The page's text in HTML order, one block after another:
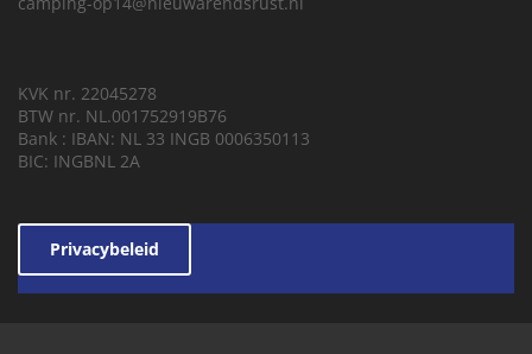
KVK nr. 22045278
BTW nr. NL.001752919B76
Bank : IBAN: NL 33 INGB 0006350113
BIC: INGBNL 2A
Privacybeleid